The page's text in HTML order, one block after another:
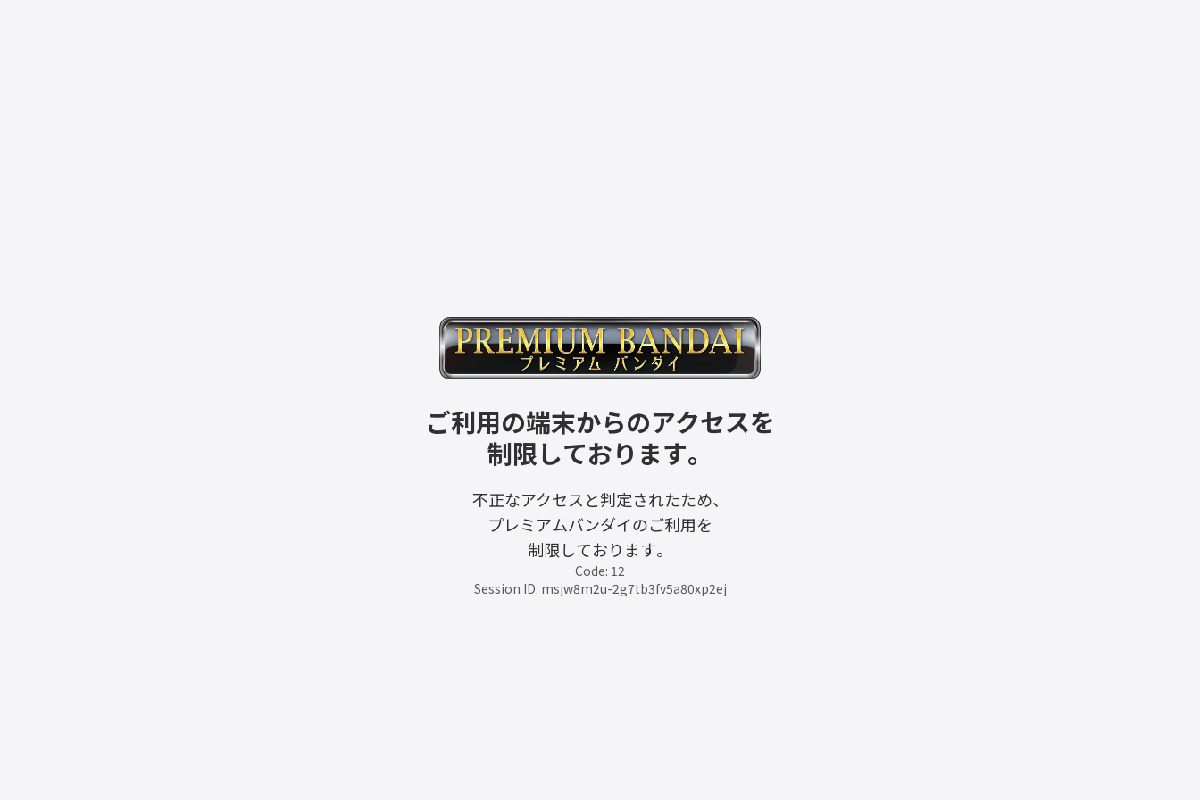
ご利用の端末からのアクセスを
制限しております。
不正なアクセスと判定されたため、
プレミアムバンダイのご利用を
制限しております。
Code: 12
Session ID: msjw8m2u-2g7tb3fv5a80xp2ej